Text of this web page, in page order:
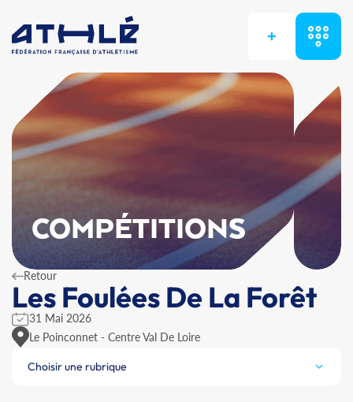
+
COMPÉTITIONS
Retour
Les Foulées De La Forêt
31 Mai 2026
Le Poinconnet - Centre Val De Loire
Choisir une rubrique